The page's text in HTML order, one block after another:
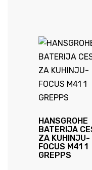
HANSGROHE
BATERIJA
ZA KUHINJU-
FOCUS M41 1
GREPPS